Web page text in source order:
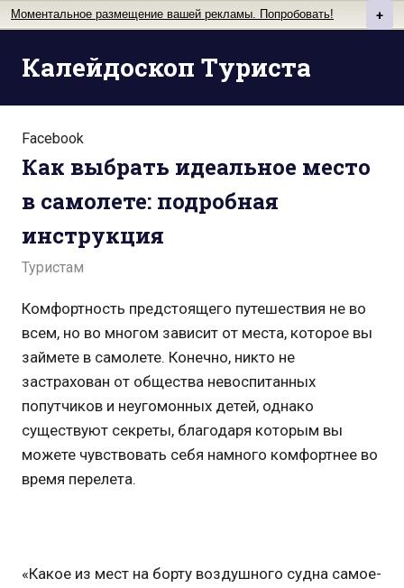
Моментальное размещение вашей рекламы. Попробовать! +
Калейдоскоп Туриста
Facebook
Как выбрать идеальное место
в самолете: подробная
инструкция
Туристам
Комфортность предстоящего путешествия не во
всем, но во многом зависит от места, которое вы
займете в самолете. Конечно, никто не
застрахован от общества невоспитанных
попутчиков и неугомонных детей, однако
существуют секреты, благодаря которым вы
можете чувствовать себя намного комфортнее во
время перелета.
«Какое из мест на борту воздушного судна самое-